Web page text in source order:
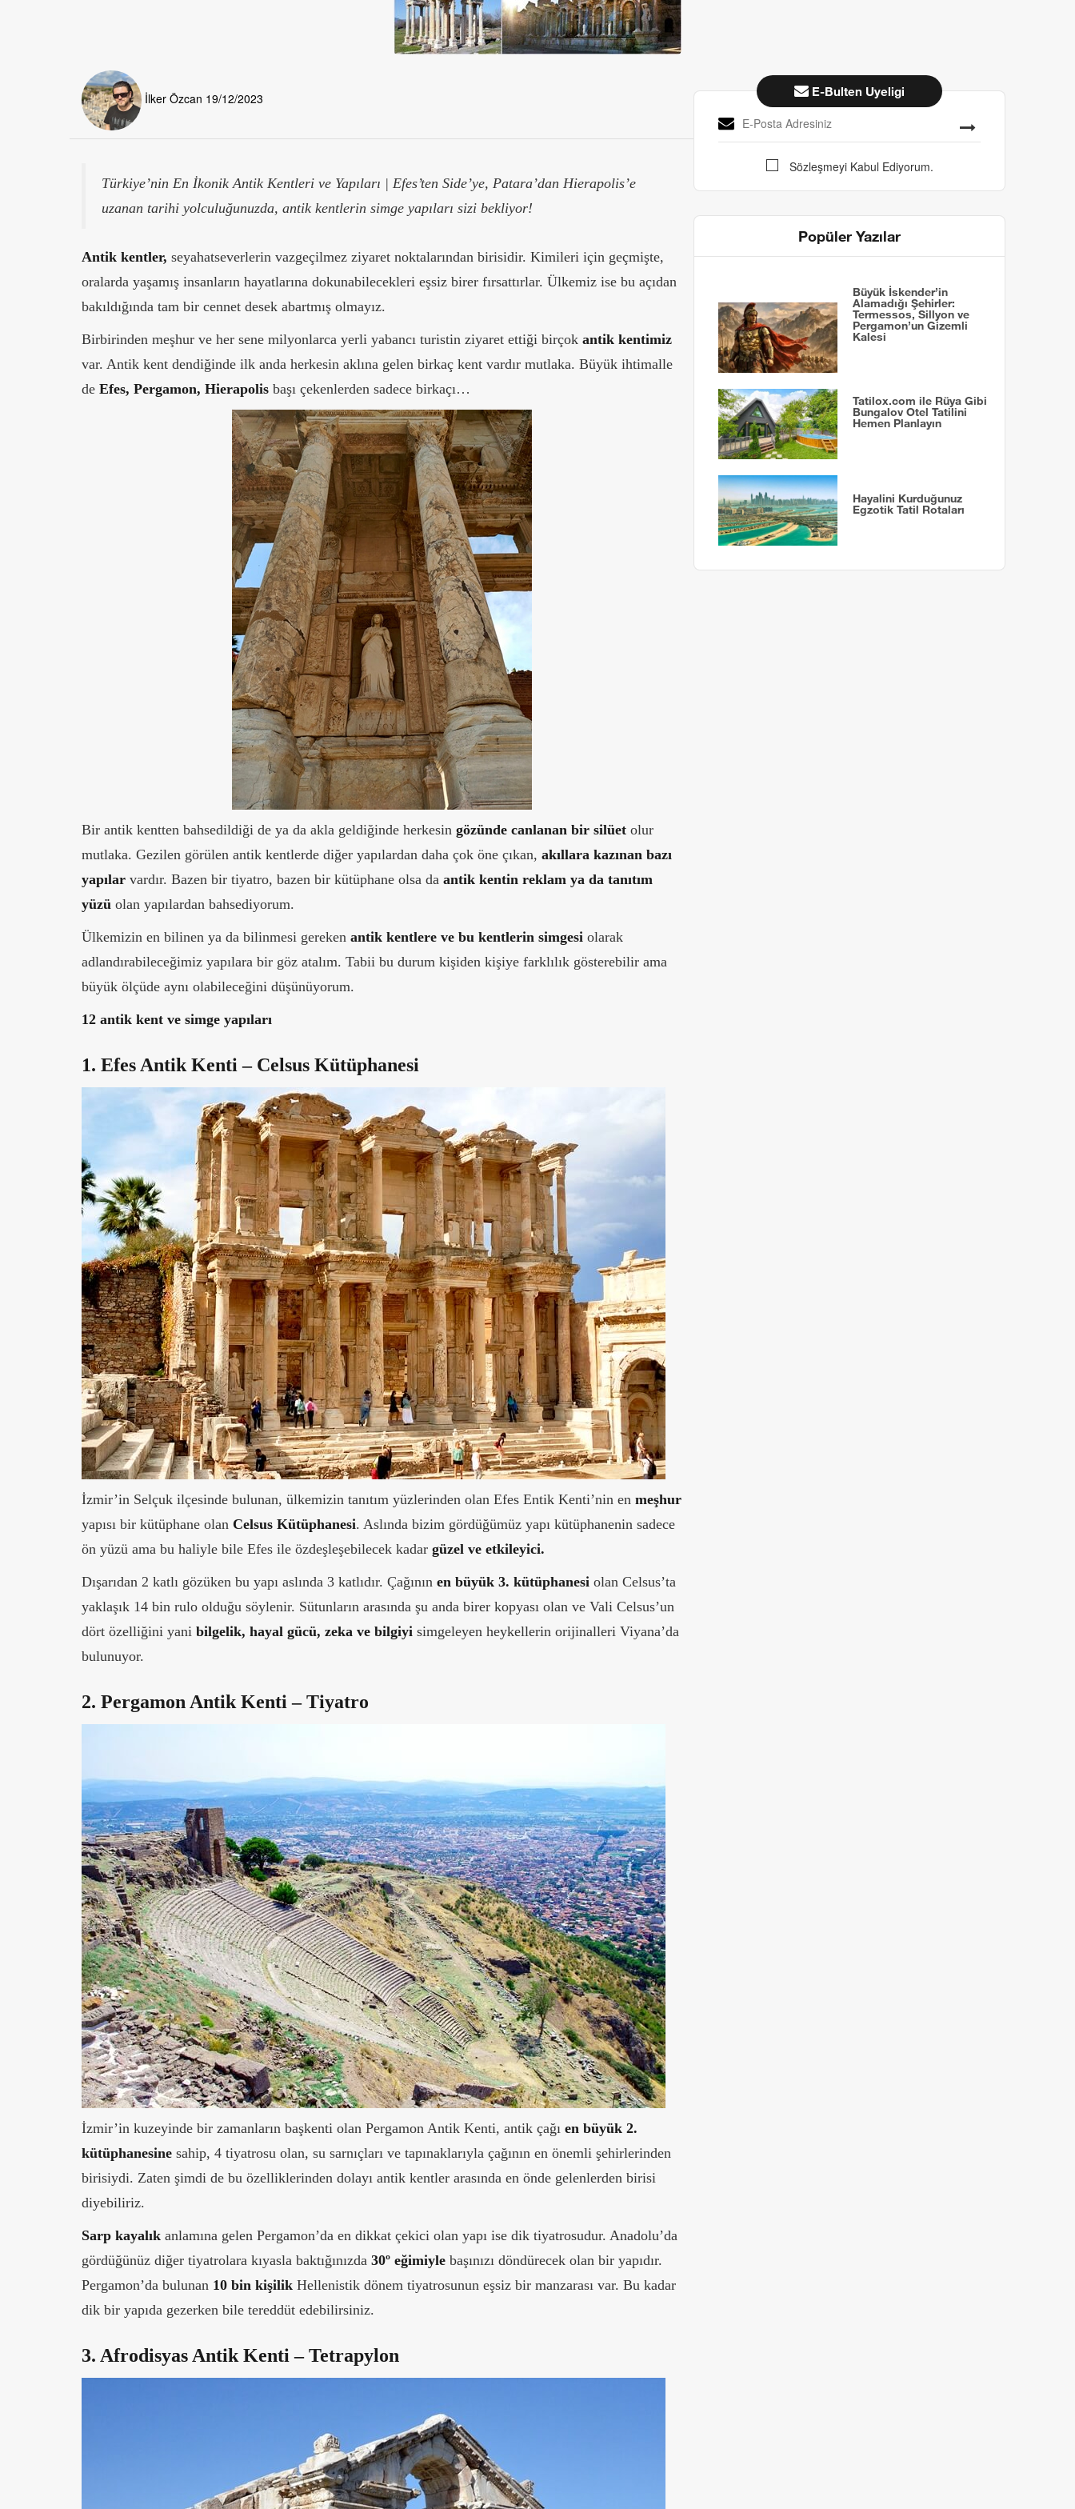
İlker Özcan 19/12/2023
Türkiye’nin En İkonik Antik Kentleri ve Yapıları | Efes’ten Side’ye, Patara’dan Hierapolis’e
uzanan tarihi yolculuğunuzda, antik kentlerin simge yapıları sizi bekliyor!
Antik kentler, seyahatseverlerin vazgeçilmez ziyaret noktalarından birisidir. Kimileri için geçmişte,
oralarda yaşamış insanların hayatlarına dokunabilecekleri eşsiz birer fırsattırlar. Ülkemiz ise bu açıdan
bakıldığında tam bir cennet desek abartmış olmayız.
Birbirinden meşhur ve her sene milyonlarca yerli yabancı turistin ziyaret ettiği birçok antik kentimiz
var. Antik kent dendiğinde ilk anda herkesin aklına gelen birkaç kent vardır mutlaka. Büyük ihtimalle
de Efes, Pergamon, Hierapolis başı çekenlerden sadece birkaçı…
Bir antik kentten bahsedildiği de ya da akla geldiğinde herkesin gözünde canlanan bir silüet olur
mutlaka. Gezilen görülen antik kentlerde diğer yapılardan daha çok öne çıkan, akıllara kazınan bazı
yapılar vardır. Bazen bir tiyatro, bazen bir kütüphane olsa da antik kentin reklam ya da tanıtım
yüzü olan yapılardan bahsediyorum.
Ülkemizin en bilinen ya da bilinmesi gereken antik kentlere ve bu kentlerin simgesi olarak
adlandırabileceğimiz yapılara bir göz atalım. Tabii bu durum kişiden kişiye farklılık gösterebilir ama
büyük ölçüde aynı olabileceğini düşünüyorum.
12 antik kent ve simge yapıları
1. Efes Antik Kenti – Celsus Kütüphanesi
İzmir’in Selçuk ilçesinde bulunan, ülkemizin tanıtım yüzlerinden olan Efes Entik Kenti’nin en meşhur
yapısı bir kütüphane olan Celsus Kütüphanesi. Aslında bizim gördüğümüz yapı kütüphanenin sadece
ön yüzü ama bu haliyle bile Efes ile özdeşleşebilecek kadar güzel ve etkileyici.
Dışarıdan 2 katlı gözüken bu yapı aslında 3 katlıdır. Çağının en büyük 3. kütüphanesi olan Celsus’ta
yaklaşık 14 bin rulo olduğu söylenir. Sütunların arasında şu anda birer kopyası olan ve Vali Celsus’un
dört özelliğini yani bilgelik, hayal gücü, zeka ve bilgiyi simgeleyen heykellerin orijinalleri Viyana’da
bulunuyor.
2. Pergamon Antik Kenti – Tiyatro
İzmir’in kuzeyinde bir zamanların başkenti olan Pergamon Antik Kenti, antik çağı en büyük 2.
kütüphanesine sahip, 4 tiyatrosu olan, su sarnıçları ve tapınaklarıyla çağının en önemli şehirlerinden
birisiydi. Zaten şimdi de bu özelliklerinden dolayı antik kentler arasında en önde gelenlerden birisi
diyebiliriz.
Sarp kayalık anlamına gelen Pergamon’da en dikkat çekici olan yapı ise dik tiyatrosudur. Anadolu’da
gördüğünüz diğer tiyatrolara kıyasla baktığınızda 30º eğimiyle başınızı döndürecek olan bir yapıdır.
Pergamon’da bulunan 10 bin kişilik Hellenistik dönem tiyatrosunun eşsiz bir manzarası var. Bu kadar
dik bir yapıda gezerken bile tereddüt edebilirsiniz.
3. Afrodisyas Antik Kenti – Tetrapylon
E-Bulten Uyeligi
Sözleşmeyi Kabul Ediyorum.
Popüler Yazılar
Büyük İskender’in
Alamadığı Şehirler:
Termessos, Sillyon ve
Pergamon’un Gizemli
Kalesi
Tatilox.com ile Rüya Gibi
Bungalov Otel Tatilini
Hemen Planlayın
Hayalini Kurduğunuz
Egzotik Tatil Rotaları